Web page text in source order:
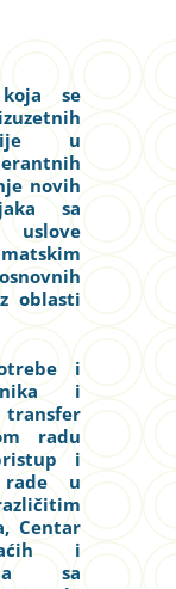
se
u
novih
sa
uslove
oblasti
i
i
radu
i
rade u
Centar
i
sa